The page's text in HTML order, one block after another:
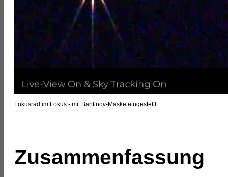
Fokusrad im Fokus - mit Bahtinov-Maske eingestellt
Zusammenfassung